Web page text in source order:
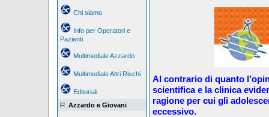
Chi siamo
Info per Operatori e
Pazienti
Multimediale Azzardo
Multimediale Altri Rischi
Editoriali
Azzardo e Giovani
Al contrario di quanto
scientifica e la clinica
ragione per cui gli
eccessivo.